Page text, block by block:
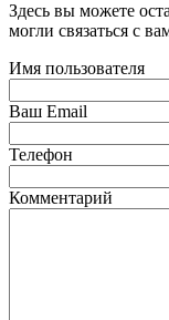
Здесь вы можете
могли связаться с
Имя пользователя
Ваш Email
Телефон
Комментарий